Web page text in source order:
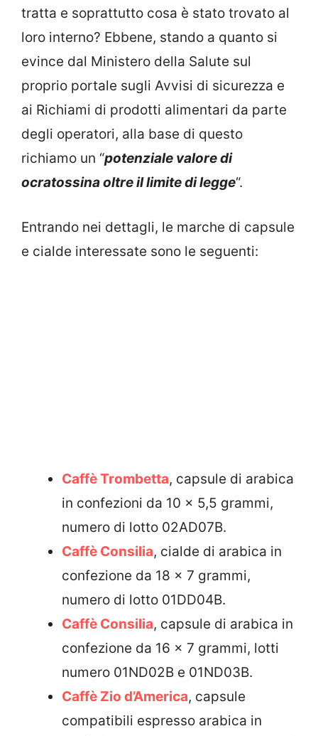
tratta e soprattutto cosa è stato trovato al
loro interno? Ebbene, stando a quanto si
evince dal Ministero della Salute sul
proprio portale sugli Avvisi di sicurezza e
ai Richiami di prodotti alimentari da parte
degli operatori, alla base di questo
richiamo un “potenziale valore di
ocratossina oltre il limite di legge“.
Entrando nei dettagli, le marche di capsule
e cialde interessate sono le seguenti:
Caffè Trombetta, capsule di arabica
in confezioni da 10 x 5,5 grammi,
numero di lotto 02AD07B.
Caffè Consilia, cialde di arabica in
confezione da 18 x 7 grammi,
numero di lotto 01DD04B.
Caffè Consilia, capsule di arabica in
confezione da 16 x 7 grammi, lotti
numero 01ND02B e 01ND03B.
Caffè Zio d’America, capsule
compatibili espresso arabica in